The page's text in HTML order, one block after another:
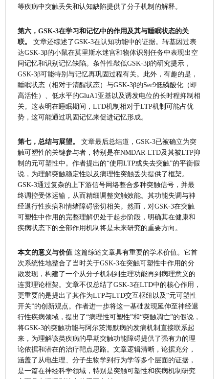
等疾病中突触丢失和认知缺陷提供了分子机制的解释。
第六，GSK-3在学习和记忆中的作用及其与睡眠状态的关
联。
文章还综述了GSK-3在认知功能中的证据。转基因过表
达GSK-3β的小鼠在莫里斯水迷宫和物体识别任务中表现出空
间记忆和识别记忆缺陷。条件性敲低GSK-3β的研究提示，
GSK-3β可能特别与记忆再巩固过程有关。此外，有趣的是，
睡眠状态（相对于清醒状态）与GSK-3β的Ser9低磷酸化（即
高活性）、低水平的GluA1亚基以及诱发电位的长时程抑制相
关。这表明在睡眠期间，LTD机制相对于LTP机制可能占优
势，这可能通过巩固记忆来促进记忆形成。
第七，总结与展望。
文章最后总结道，GSK-3已被确立为突
触可塑性的关键参与者，特别是在NMDAR-LTD及其被LTP抑
制的元可塑性中。作者提出的“使用LTP或失去突触”的平衡假
说，为理解突触稳定性以及病理性突触丢失提供了框架。
GSK-3通过复杂的上下游信号网络整合多种突触信号，并最
终调控受体运输，从而精细调整突触效能。其功能失调与神
经退行性疾病和情绪障碍密切相关。然而，对GSK-3在突触
可塑性中作用的完整理解仍处于起步阶段，明确其在健康和
疾病状态下的全部作用机制将是未来研究的重要方向。
本文的意义与价值 这篇综述文章具有重要的学术价值。它首
次系统性地整合了当时关于GSK-3在突触可塑性中作用的分
散发现，构建了一个从分子机制到生理功能再到病理意义的
连贯理论框架。文章不仅总结了GSK-3在LTD中的核心作用，
更重要的是提出了其作为LTP与LTD交互枢纽以及“元可塑性
开关”的创新观点。作者进一步将这一基础发现延伸至神经退
行性疾病领域，提出了“病理性可塑性”和“突触凋亡”的假说，
将GSK-3的突触功能与阿尔茨海默病的发病机制直接联系起
来，为理解该类疾病的早期突触功能障碍提供了强有力的理
论依据和潜在的治疗靶点思路。文章逻辑清晰，论据充分，
涵盖了从电生理、分子生物学到行为学等多个层面的证据，
是一篇在神经科学领域，特别是突触可塑性和疾病机制研究